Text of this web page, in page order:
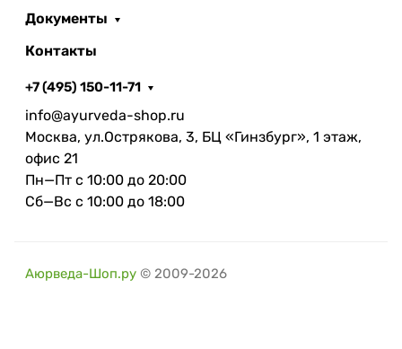
Документы
Контакты
+7 (495) 150-11-71
info@ayurveda-shop.ru
Москва, ул.Острякова, 3, БЦ «Гинзбург», 1 этаж,
офис 21
Пн—Пт с 10:00 до 20:00
Сб—Вс с 10:00 до 18:00
Аюрведа-Шоп.ру © 2009-2026